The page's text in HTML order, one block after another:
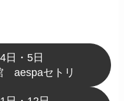
日・5日
aespaセトリ